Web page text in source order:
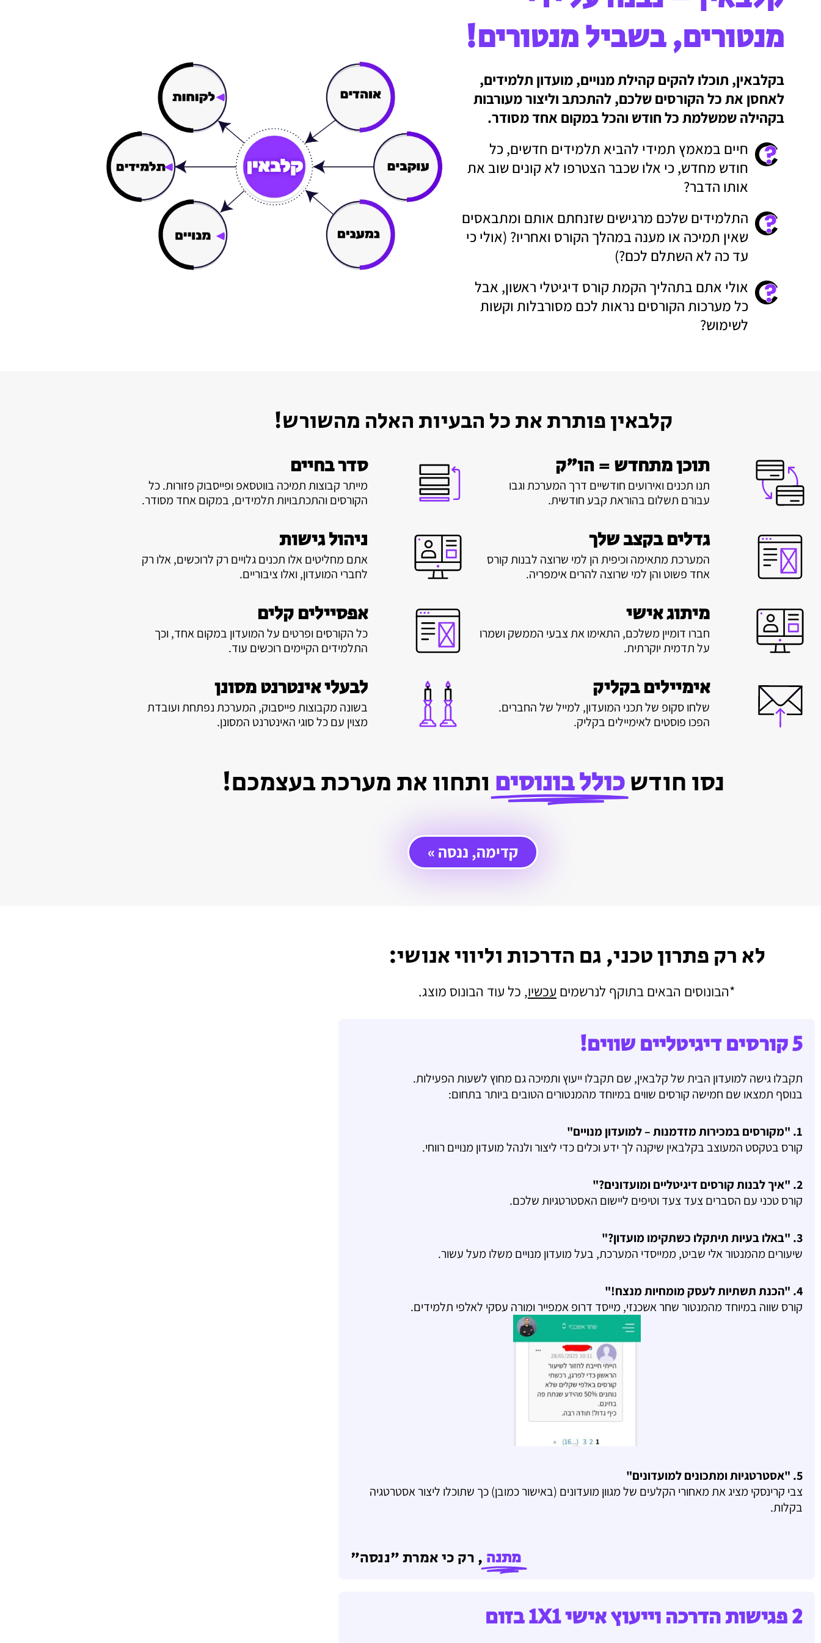
מנטורים, בשביל מנטורים!
בקלבאין, תוכלו להקים קהילת מנויים, מועדון תלמידים,
לאחסן את כל הקורסים שלכם, להתכתב וליצור מעורבות
בקהילה שמשלמת כל חודש והכל במקום אחד מסודר.
חיים במאמץ תמידי להביא תלמידים חדשים, כל
חודש מחדש, כי אלו שכבר הצטרפו לא קונים שוב את
אותו הדבר?
התלמידים שלכם מרגישים שזנחתם אותם ומתבאסים
שאין תמיכה או מענה במהלך הקורס ואחריו? (אולי כי
עד כה לא השתלם לכם?)
אולי אתם בתהליך הקמת קורס דיגיטלי ראשון, אבל
כל מערכות הקורסים נראות לכם מסורבלות וקשות
לשימוש?
קלבאין פותרת את כל הבעיות האלה מהשורש!
תוכן מתחדש = הו"ק
תנו תכנים ואירועים חודשיים דרך המערכת וגבו
עבורם תשלום בהוראת קבע חודשית.
סדר בחיים
מייתר קבוצות תמיכה בווטסאפ ופייסבוק פזורות. כל
הקורסים והתכתבויות תלמידים, במקום אחד מסודר.
גדלים בקצב שלך
המערכת מתאימה וכיפית הן למי שרוצה לבנות קורס
אחד פשוט והן למי שרוצה להרים אימפריה.
ניהול גישות
אתם מחליטים אלו תכנים גלויים רק לרוכשים, אלו רק
לחברי המועדון, ואלו ציבוריים.
מיתוג אישי
חברו דומיין משלכם, התאימו את צבעי הממשק ושמרו
על תדמית יוקרתית.
אפסיילים קלים
כל הקורסים ופרטים על המועדון במקום אחד, וכך
התלמידים הקיימים רוכשים עוד.
אימיילים בקליק
שלחו סקופ של תכני המועדון, למייל של החברים.
הפכו פוסטים לאימיילים בקליק.
לבעלי אינטרנט מסונן
בשונה מקבוצות פייסבוק, המערכת נפתחת ועובדת
מצוין עם כל סוגי האינטרנט המסונן.
נסו חודשכולל בונוסים ותחוו את מערכת בעצמכם!
קדימה, ננסה »
לא רק פתרון טכני, גם הדרכות וליווי אנושי:
*הבונוסים הבאים בתוקף לנרשמים עכשיו, כל עוד הבונוס מוצג.
5 קורסים דיגיטליים שווים!
תקבלו גישה למועדון הבית של קלבאין, שם תקבלו ייעוץ ותמיכה גם מחוץ לשעות הפעילות.
בנוסף תמצאו שם חמישה קורסים שווים במיוחד מהמנטורים הטובים ביותר בתחום:
1. "מקורסים במכירות מזדמנות – למועדון מנויים"
קורס בטקסט המעוצב בקלבאין שיקנה לך ידע וכלים כדי ליצור ולנהל מועדון מנויים רווחי.
2. "איך לבנות קורסים דיגיטליים ומועדונים?"
קורס טכני עם הסברים צעד צעד וטיפים ליישום האסטרטגיות שלכם.
3. "באלו בעיות תיתקלו כשתקימו מועדון?"
שיעורים מהמנטור אלי שביט, ממייסדי המערכת, בעל מועדון מנויים משלו מעל עשור.
4. "הכנת תשתיות לעסק מומחיות מנצח!"
קורס שווה במיוחד מהמנטור שחר אשכנזי, מייסד דרופ אמפייר ומורה עסקי לאלפי תלמידים.
5. "אסטרטגיות ומתכונים למועדונים"
צבי קרינסקי מציג את מאחורי הקלעים של מגוון מועדונים (באישור כמובן) כך שתוכלו ליצור אסטרטגיה
בקלות.
מתנה , רק כי אמרת "ננסה"
2 פגישות הדרכה וייעוץ אישי 1X1 בזום